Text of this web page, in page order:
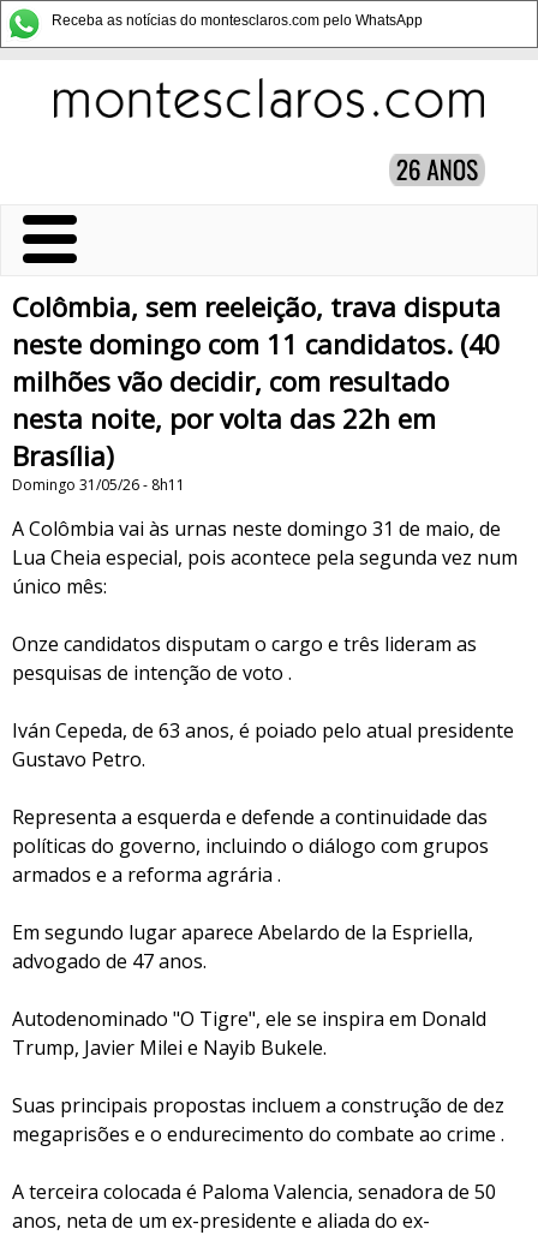
Receba as notícias do montesclaros.com pelo WhatsApp
Colômbia, sem reeleição, trava disputa
neste domingo com 11 candidatos. (40
milhões vão decidir, com resultado
nesta noite, por volta das 22h em
Brasília)
Domingo 31/05/26 - 8h11
A Colômbia vai às urnas neste domingo 31 de maio, de
Lua Cheia especial, pois acontece pela segunda vez num
único mês:
Onze candidatos disputam o cargo e três lideram as
pesquisas de intenção de voto .
Iván Cepeda, de 63 anos, é poiado pelo atual presidente
Gustavo Petro.
Representa a esquerda e defende a continuidade das
políticas do governo, incluindo o diálogo com grupos
armados e a reforma agrária .
Em segundo lugar aparece Abelardo de la Espriella,
advogado de 47 anos.
Autodenominado "O Tigre", ele se inspira em Donald
Trump, Javier Milei e Nayib Bukele.
Suas principais propostas incluem a construção de dez
megaprisões e o endurecimento do combate ao crime .
A terceira colocada é Paloma Valencia, senadora de 50
anos, neta de um ex-presidente e aliada do ex-